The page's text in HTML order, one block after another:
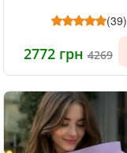
(39)
2772 грн4269